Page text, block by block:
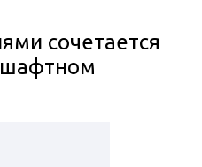
сочетается